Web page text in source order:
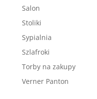
Salon
Stoliki
Sypialnia
Szlafroki
Torby na zakupy
Verner Panton